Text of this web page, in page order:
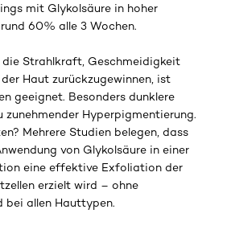
mit Glykolsäure in hoher
60% alle 3 Wochen.
Strahlkraft, Geschmeidigkeit
Haut zurückzugewinnen, ist
geeignet. Besonders dunklere
zunehmender Hyperpigmentierung.
Mehrere Studien belegen, dass
von Glykolsäure in einer
eine effektive Exfoliation der
erzielt wird – ohne
bei allen Hauttypen.